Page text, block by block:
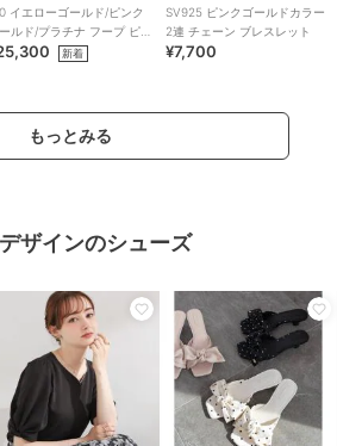
イエローゴールド/ピンク
ルド/プラチナ フープ ピア
新着
SV925 ピンクゴールドカラー
2連 チェーン ブレスレット
¥7,700
もっとみる
ザインのシューズ